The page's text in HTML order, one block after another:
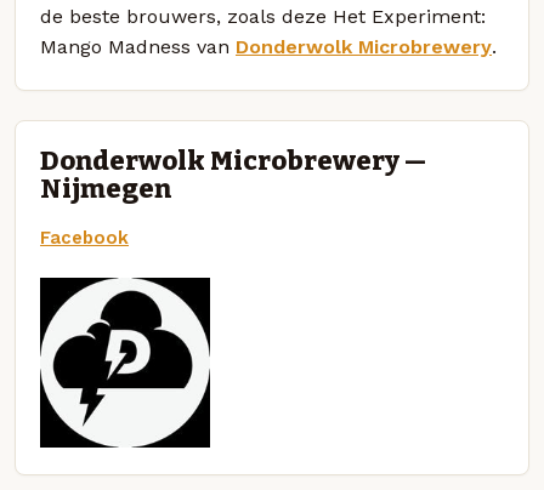
de beste brouwers, zoals deze Het Experiment:
Mango Madness van Donderwolk Microbrewery.
Donderwolk Microbrewery —
Nijmegen
Facebook